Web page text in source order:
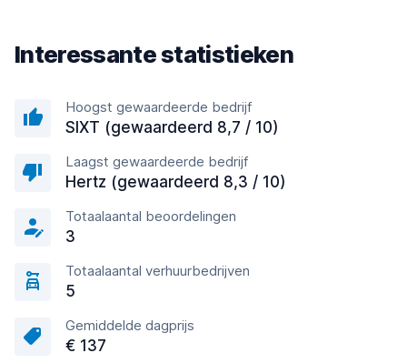
Interessante statistieken
Hoogst gewaardeerde bedrijf
SIXT (gewaardeerd 8,7 / 10)
Laagst gewaardeerde bedrijf
Hertz (gewaardeerd 8,3 / 10)
Totaalaantal beoordelingen
3
Totaalaantal verhuurbedrijven
5
Gemiddelde dagprijs
€ 137